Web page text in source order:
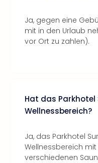
Ja, gegen eine
mit in den Urlaub
vor Ort zu zahlen).
Hat das Parkhotel
Wellnessbereich?
Ja, das Parkhotel
Wellnessbereich
verschiedenen